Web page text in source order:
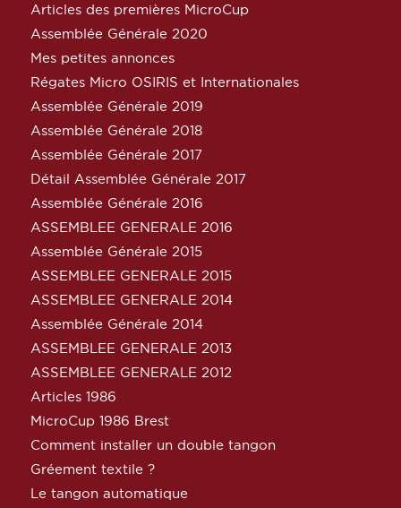
Articles des premières MicroCup
Assemblée Générale 2020
Mes petites annonces
Régates Micro OSIRIS et Internationales
Assemblée Générale 2019
Assemblée Générale 2018
Assemblée Générale 2017
Détail Assemblée Générale 2017
Assemblée Générale 2016
ASSEMBLEE GENERALE 2016
Assemblée Générale 2015
ASSEMBLEE GENERALE 2015
ASSEMBLEE GENERALE 2014
Assemblée Générale 2014
ASSEMBLEE GENERALE 2013
ASSEMBLEE GENERALE 2012
Articles 1986
MicroCup 1986 Brest
Comment installer un double tangon
Gréement textile ?
Le tangon automatique